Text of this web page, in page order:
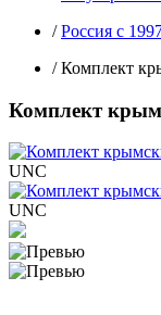
/Россия с
/Комплект
Комплект
UNC
UNC